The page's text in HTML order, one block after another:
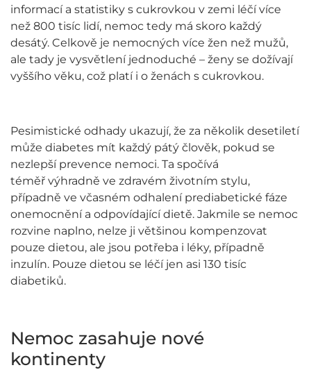
informací a statistiky s cukrovkou v zemi léčí více
než 800 tisíc lidí, nemoc tedy má skoro každý
desátý. Celkově je nemocných více žen než mužů,
ale tady je vysvětlení jednoduché – ženy se dožívají
vyššího věku, což platí i o ženách s cukrovkou.
Pesimistické odhady ukazují, že za několik desetiletí
může diabetes mít každý pátý člověk, pokud se
nezlepší prevence nemoci. Ta spočívá
téměř výhradně ve zdravém životním stylu,
případně ve včasném odhalení prediabetické fáze
onemocnění a odpovídající dietě. Jakmile se nemoc
rozvine naplno, nelze ji většinou kompenzovat
pouze dietou, ale jsou potřeba i léky, případně
inzulín. Pouze dietou se léčí jen asi 130 tisíc
diabetiků.
Nemoc zasahuje nové
kontinenty